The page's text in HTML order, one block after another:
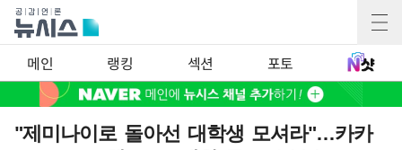
메인 랭킹 섹션 포토
"제미나이로 돌아선 대학생 모셔라"…카카